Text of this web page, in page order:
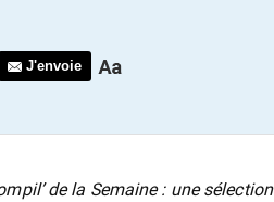
J'envoie
de la Semaine: une sélection